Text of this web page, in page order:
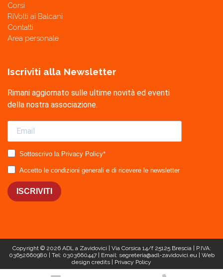
Corsi
RiVolti ai Balcani
Contatti
Area personale
Iscriviti alla Newsletter
Rimani aggiornato sulle ultime novità ed eventi
della nostra associazione.
Sottoscrivo la Privacy Policy*
Accetto le condizioni generali e di ricevere le newsletter
ISCRIVITI
Copyright © 2026 ADL a Zavidovici | Via Corsica 14/f 25125 Brescia | P.IVA:
03652660980 | Tel: 0303660447 | Email: segreteria@adl-zavidovici.eu | Web
design credits | Privacy Policy